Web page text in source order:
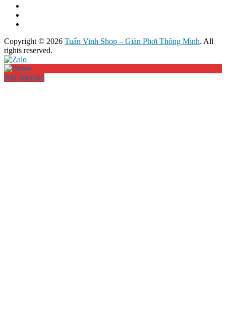
Copyright © 2026 Tuấn Vinh Shop – Giàn Phơi Thông Minh. All
rights reserved.
0967683964